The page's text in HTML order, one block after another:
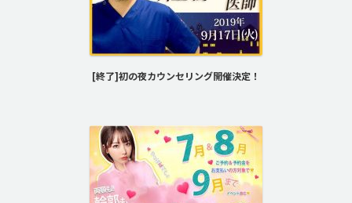
[終了]初の夜カウンセリング開催決定！